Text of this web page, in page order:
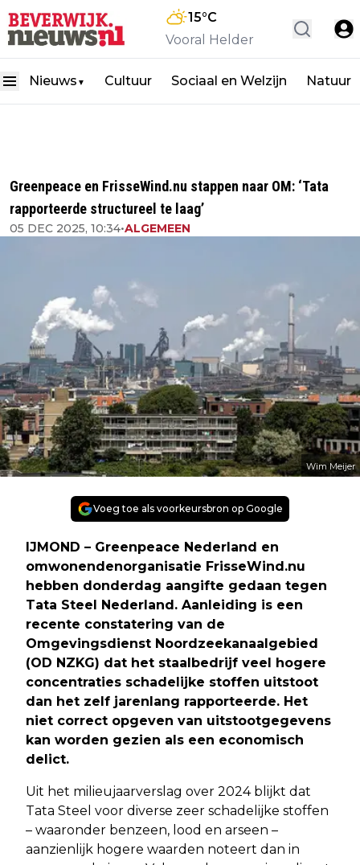
15°C
Vooral Helder
Nieuws ▼ Cultuur Sociaal en Welzijn Natuur
Greenpeace en FrisseWind.nu stappen naar OM: ‘Tata
rapporteerde structureel te laag’
05 DEC 2025, 10:34•ALGEMEEN
Wim Meijer
Voeg toe als voorkeursbron op Google
IJMOND – Greenpeace Nederland en
omwonendenorganisatie FrisseWind.nu
hebben donderdag aangifte gedaan tegen
Tata Steel Nederland. Aanleiding is een
recente constatering van de
Omgevingsdienst Noordzeekanaalgebied
(OD NZKG) dat het staalbedrijf veel hogere
concentraties schadelijke stoffen uitstoot
dan het zelf jarenlang rapporteerde. Het
niet correct opgeven van uitstootgegevens
kan worden gezien als een economisch
delict.
Uit het milieujaarverslag over 2024 blijkt dat
Tata Steel voor diverse zeer schadelijke stoffen
– waaronder benzeen, lood en arseen –
aanzienlijk hogere waarden noteert dan in